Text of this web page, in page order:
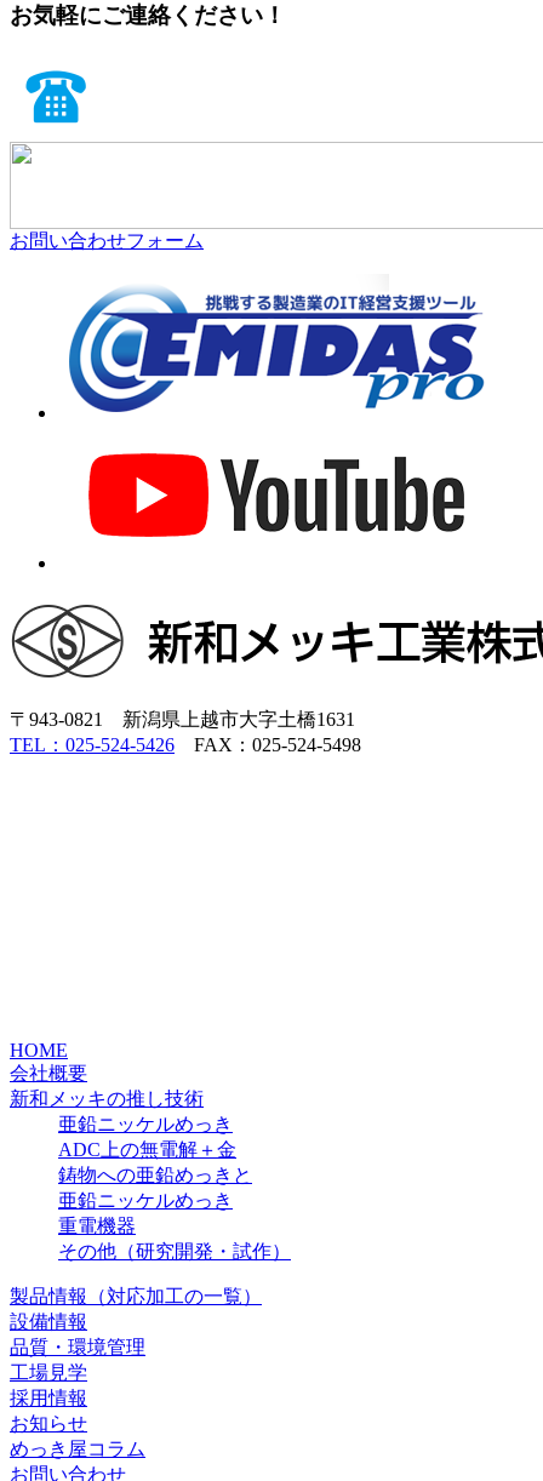
お気軽にご連絡ください！
お問い合わせフォーム
〒943-0821 新潟県上越市大字土橋1631
TEL：025-524-5426 FAX：025-524-5498
HOME
会社概要
新和メッキの推し技術
亜鉛ニッケルめっき
ADC上の無電解＋金
鋳物への亜鉛めっきと
亜鉛ニッケルめっき
重電機器
その他（研究開発・試作）
製品情報（対応加工の一覧）
設備情報
品質・環境管理
工場見学
採用情報
お知らせ
めっき屋コラム
お問い合わせ